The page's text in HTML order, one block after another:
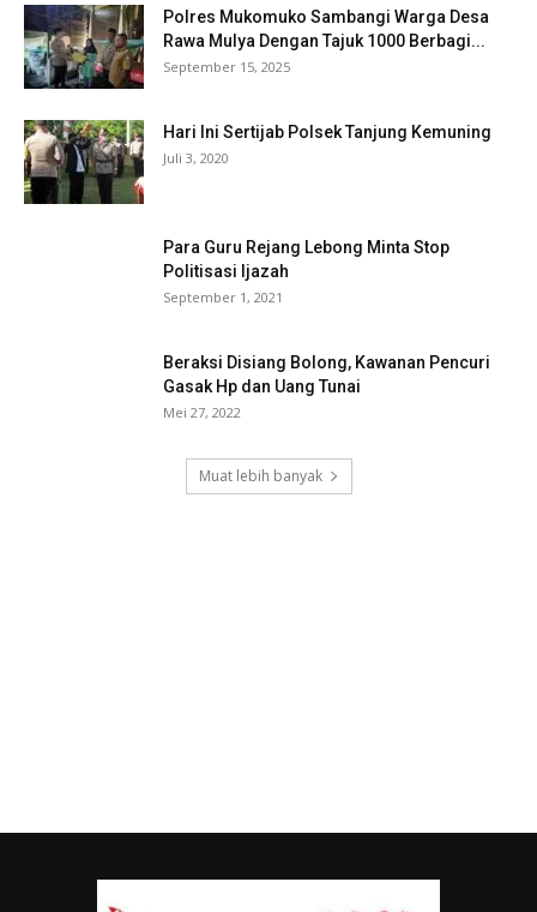
Polres Mukomuko Sambangi Warga Desa
Rawa Mulya Dengan Tajuk 1000 Berbagi...
September 15, 2025
Hari Ini Sertijab Polsek Tanjung Kemuning
Juli 3, 2020
Para Guru Rejang Lebong Minta Stop
Politisasi Ijazah
September 1, 2021
Beraksi Disiang Bolong, Kawanan Pencuri
Gasak Hp dan Uang Tunai
Mei 27, 2022
Muat lebih banyak